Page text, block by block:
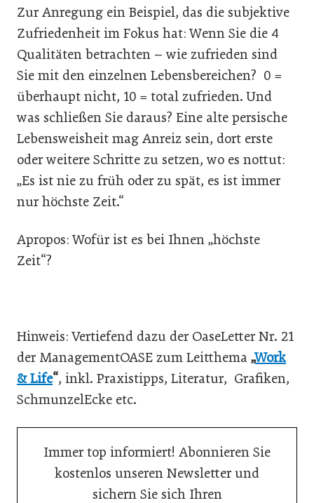
Zur Anregung ein Beispiel, das die subjektive
Zufriedenheit im Fokus hat: Wenn Sie die 4
Qualitäten betrachten – wie zufrieden sind
Sie mit den einzelnen Lebensbereichen? 0 =
überhaupt nicht, 10 = total zufrieden. Und
was schließen Sie daraus? Eine alte persische
Lebensweisheit mag Anreiz sein, dort erste
oder weitere Schritte zu setzen, wo es nottut:
„Es ist nie zu früh oder zu spät, es ist immer
nur höchste Zeit.“
Apropos: Wofür ist es bei Ihnen „höchste
Zeit“?
Hinweis: Vertiefend dazu der OaseLetter Nr. 21
der ManagementOASE zum Leitthema „Work
& Life“, inkl. Praxistipps, Literatur, Grafiken,
SchmunzelEcke etc.
Immer top informiert! Abonnieren Sie
kostenlos unseren Newsletter und
sichern Sie sich Ihren